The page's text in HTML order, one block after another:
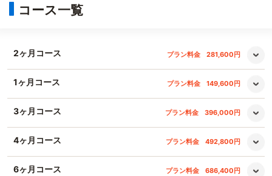
コース一覧
2ヶ月コース プラン料金 281,600円
1ヶ月コース プラン料金 149,600円
3ヶ月コース プラン料金 396,000円
4ヶ月コース プラン料金 492,800円
6ヶ月コース プラン料金 686,400円